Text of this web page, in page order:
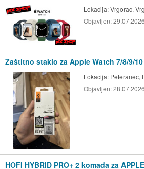
Lokacija:Vrgorac,
Objavljen:
Zaštitno staklo za Apple Watch 7/8/9/10
Lokacija: Peteranec,
Objavljen:
HOFI HYBRID PRO+ 2 komada za